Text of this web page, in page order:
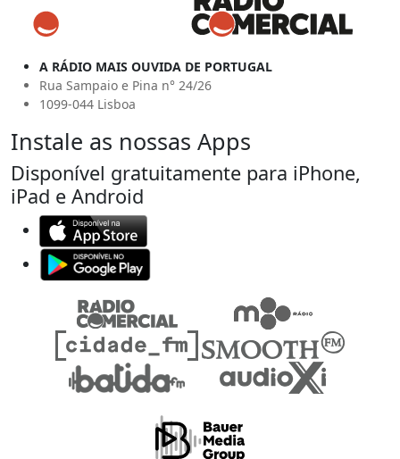
A RÁDIO MAIS OUVIDA DE PORTUGAL
Rua Sampaio e Pina n° 24/26
1099-044 Lisboa
Instale as nossas Apps
Disponível gratuitamente para iPhone,
iPad e Android